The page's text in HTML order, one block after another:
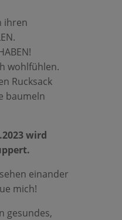
ihren
wohlfühlen.
Rucksack
baumeln
wird
einander
mich!
gesundes,